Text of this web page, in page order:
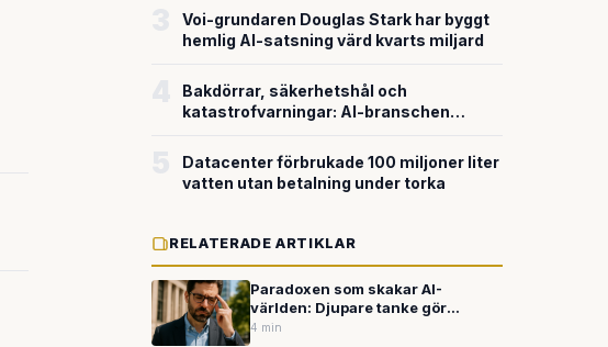
miljardvärderingen
Voi-grundaren Douglas Stark har byggt
hemlig AI-satsning värd kvarts miljard
Bakdörrar, säkerhetshål och
katastrofvarningar: AI-branschen
Datacenter förbrukade 100 miljoner liter
vatten utan betalning under torka
RELATERADE ARTIKLAR
Paradoxen som skakar AI-
världen: Djupare tanke gör
system mer partiska
4 min